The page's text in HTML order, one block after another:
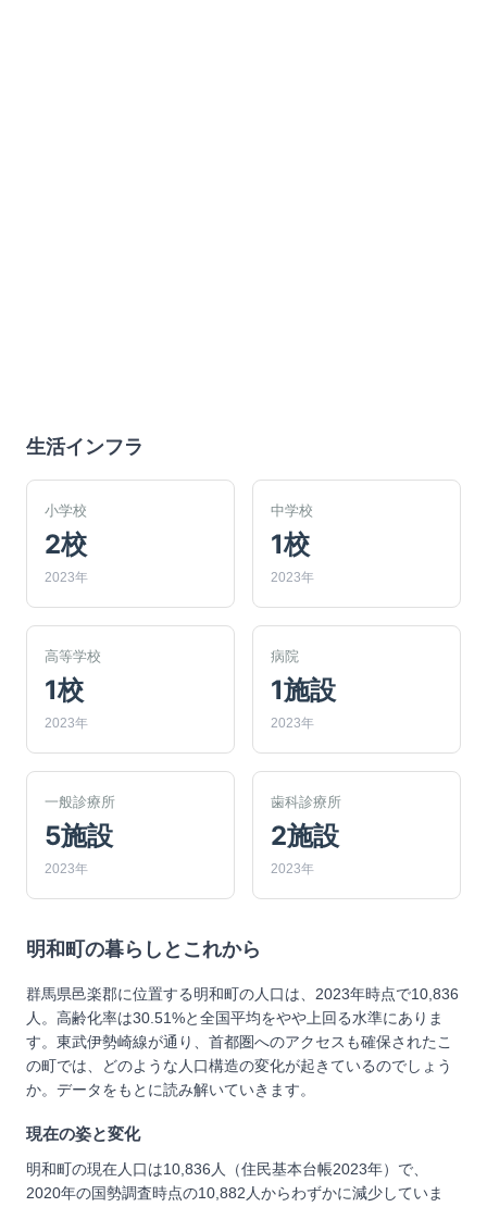
生活インフラ
小学校
2校
2023年
中学校
1校
2023年
高等学校
1校
2023年
病院
1施設
2023年
一般診療所
5施設
2023年
歯科診療所
2施設
2023年
明和町 の暮らしとこれから
群馬県邑楽郡に位置する明和町の人口は、2023年時点で10,836
人。高齢化率は30.51%と全国平均をやや上回る水準にありま
す。東武伊勢崎線が通り、首都圏へのアクセスも確保されたこ
の町では、どのような人口構造の変化が起きているのでしょう
か。データをもとに読み解いていきます。
現在の姿と変化
明和町の現在人口は10,836人（住民基本台帳2023年）で、
2020年の国勢調査時点の10,882人からわずかに減少していま